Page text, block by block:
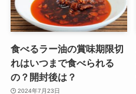
食べるラー油の賞味期限切
れはいつまで食べられる
の？開封後は？
2024年7月23日